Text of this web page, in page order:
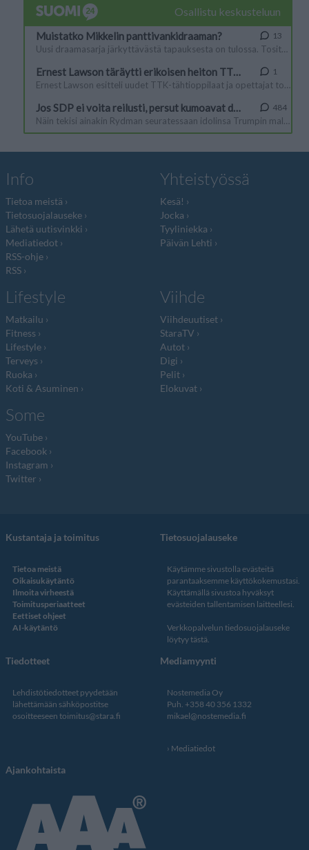
Info
Tietoa meistä
Tietosuojalauseke
Lähetä uutisvinkki
Mediatiedot
RSS-ohje
RSS
Yhteistyössä
Kesä!
Jocka
Tyyliniekka
Päivän Lehti
Lifestyle
Matkailu
Fitness
Lifestyle
Terveys
Ruoka
Koti & Asuminen
Viihde
Viihdeuutiset
StaraTV
Autot
Digi
Pelit
Elokuvat
Some
YouTube
Facebook
Instagram
Twitter
Kustantaja ja toimitus
Tietoa meistä
Oikaisukäytäntö
Ilmoita virheestä
Toimitusperiaatteet
Eettiset ohjeet
AI-käytäntö
Tietosuojalauseke
Käytämme sivustolla evästeitä
parantaaksemme käyttökokemustasi.
Käyttämällä sivustoa hyväksyt
evästeiden tallentamisen laitteellesi.
Verkkopalvelun tiedosuojalauseke
löytyy tästä.
Tiedotteet
Lehdistötiedotteet pyydetään
lähettämään sähköpostitse
osoitteeseen toimitus@stara.fi
Mediamyynti
Nostemedia Oy
Puh. +358 40 356 1332
mikael@nostemedia.fi
Mediatiedot
Ajankohtaista